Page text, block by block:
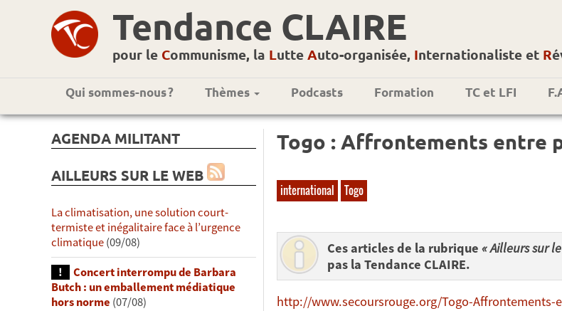
Tendance CLAIRE
pour le Communisme, la Lutte Auto-organisée, Internationaliste et R
Qui sommes-nous ? Thèmes Podcasts Formation TC et LFI
AGENDA MILITANT
AILLEURS SUR LE WEB
La climatisation, une solution court-
termiste et inégalitaire face à l’urgence
climatique(09/08)
Concert interrompu de Barbara
Butch : un emballement médiatique
hors norme (07/08)
Togo : Affrontements entre
international Togo
Ces articles de la rubrique « Ailleurs sur
pas la Tendance CLAIRE.
http://www.secoursrouge.org/Togo-